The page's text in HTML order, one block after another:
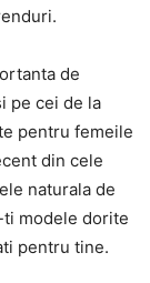
de
pe cei de la
pentru femeile
din cele
naturala de
modele dorite
pentru tine.